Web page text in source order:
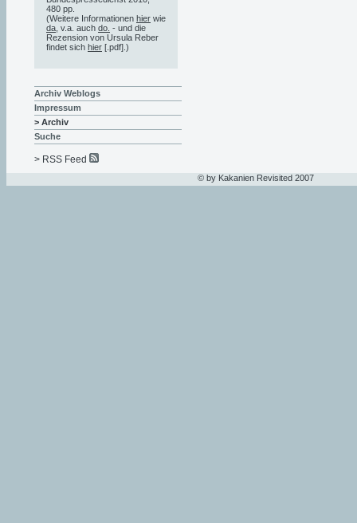
480 pp.
(Weitere Informationen hier wie
da , v.a. auch do. - und die
Rezension von Ursula Reber
findet sich hier [.pdf].)
Archiv Weblogs
Impressum
> Archiv
Suche
> RSS Feed
© by Kakanien Revisited 2007